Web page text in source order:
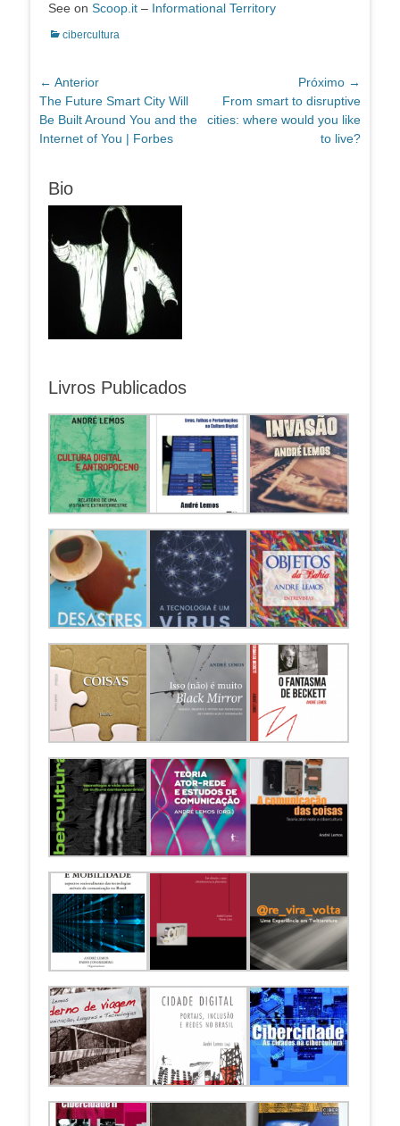
See on Scoop.it – Informational Territory
Categorias:
cibercultura
Navegação
de
Post
← Anterior
Post
anterior:
The Future Smart City Will
Be Built Around You and the
Internet of You | Forbes
Próximo →
Próximo
post:
From smart to disruptive
cities: where would you like
to live?
Bio
Livros Publicados